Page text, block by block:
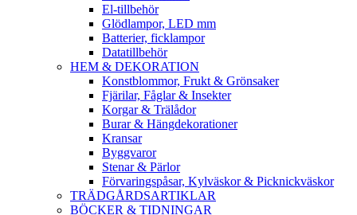
El-tillbehör
Glödlampor, LED mm
Batterier, ficklampor
Datatillbehör
HEM & DEKORATION
Konstblommor, Frukt & Grönsaker
Fjärilar, Fåglar & Insekter
Korgar & Trälådor
Burar & Hängdekorationer
Kransar
Byggvaror
Stenar & Pärlor
Förvaringspåsar, Kylväskor & Picknickväskor
TRÄDGÅRDSARTIKLAR
BÖCKER & TIDNINGAR